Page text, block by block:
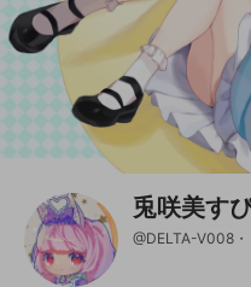
兎咲美す
@DELTA-V008